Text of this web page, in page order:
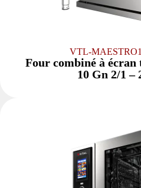
VTL-
Four combiné à
10 Gn 2/1 –